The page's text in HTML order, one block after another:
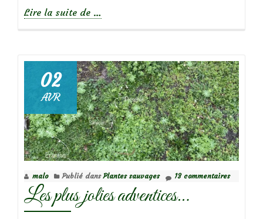
Lire la suite de
:
la
cardamine
des
prés
…
02
AVR
malo Publié dansPlantes sauvages 13 commentaires
Les plus jolies adventices…